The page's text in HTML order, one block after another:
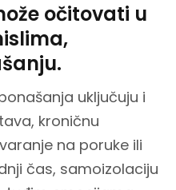
očitovati u
uključuju i
kroničnu
na poruke ili
čas, samoizolaciju